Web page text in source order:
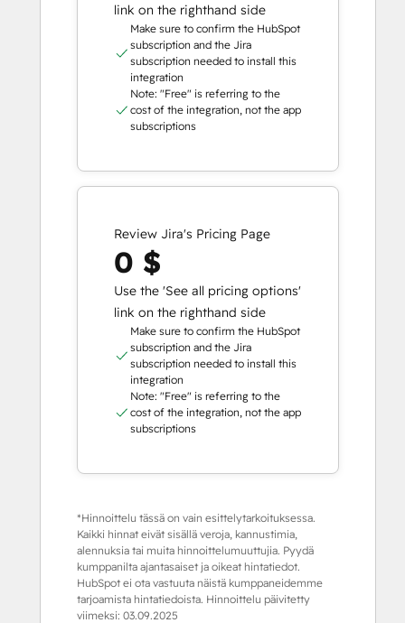
link on the righthand side
Make sure to confirm the HubSpot
subscription and the Jira
subscription needed to install this
integration
Note: "Free" is referring to the
cost of the integration, not the app
subscriptions
Review Jira's Pricing Page
0 $
Use the 'See all pricing options'
link on the righthand side
Make sure to confirm the HubSpot
subscription and the Jira
subscription needed to install this
integration
Note: "Free" is referring to the
cost of the integration, not the app
subscriptions
*Hinnoittelu tässä on vain esittelytarkoituksessa.
Kaikki hinnat eivät sisällä veroja, kannustimia,
alennuksia tai muita hinnoittelumuuttujia. Pyydä
kumppanilta ajantasaiset ja oikeat hintatiedot.
HubSpot ei ota vastuuta näistä kumppaneidemme
tarjoamista hintatiedoista. Hinnoittelu päivitetty
viimeksi: 03.09.2025